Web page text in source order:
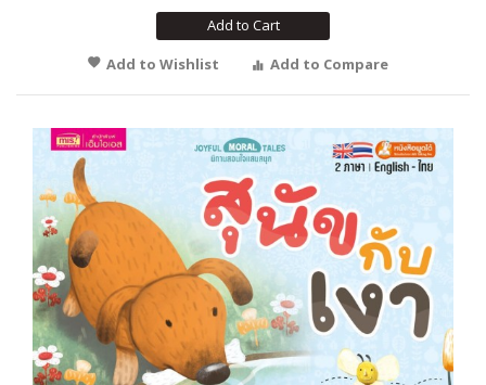
Add to Cart
Add to Wishlist
Add to Compare